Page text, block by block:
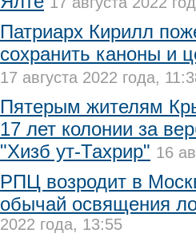
Патриарх Кирилл
сохранить каноны и
17 августа 2022 года,
Пятерым жителям
17 лет колонии за
"Хизб ут-Тахрир" 16
РПЦ возродит в
обычай освящения
2022 года, 13:55